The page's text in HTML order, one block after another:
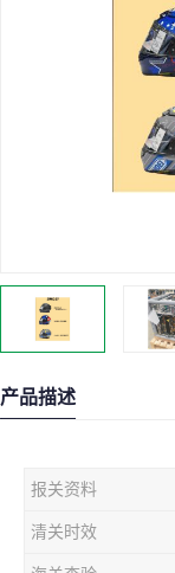
产品描述
报关资料
清关时效